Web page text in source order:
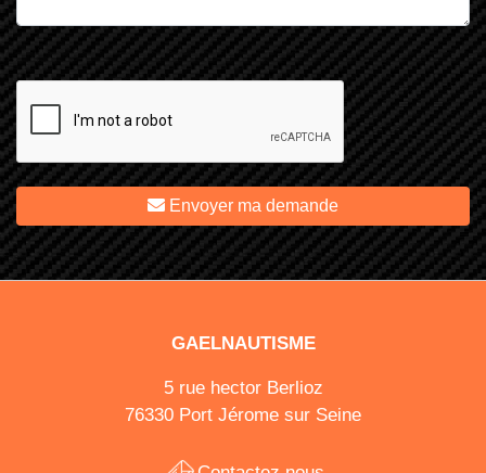
Envoyer ma demande
GAELNAUTISME
5 rue hector Berlioz
76330 Port Jérome sur Seine